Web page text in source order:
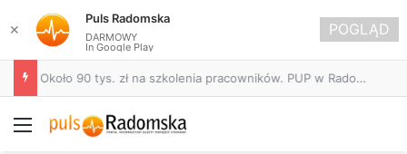
Życie bez alkoholu – lepszy wybór. Radomsko włącza się w Miesiąc Trzeźwości
Menu
✕
Puls Radomska
DARMOWY
In Google Play
POGLĄD